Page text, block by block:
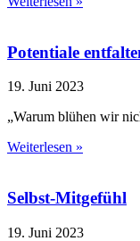
Potentiale
19. Juni 2023
„Warum blühen wir
Weiterlesen »
Selbst-Mitgefühl
19. Juni 2023